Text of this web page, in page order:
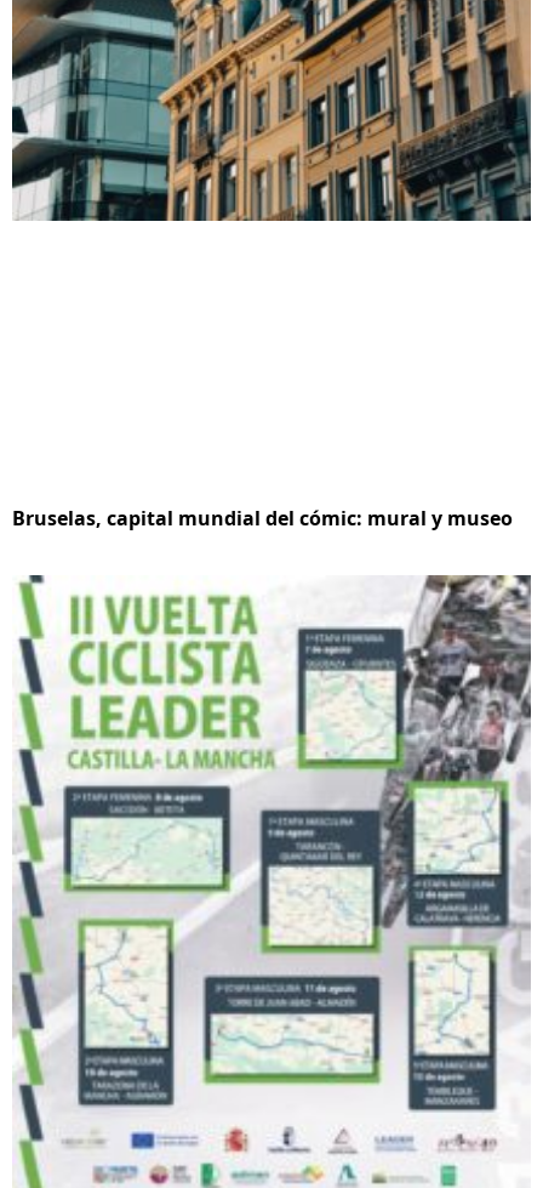
Bruselas, capital mundial del cómic: mural y museo